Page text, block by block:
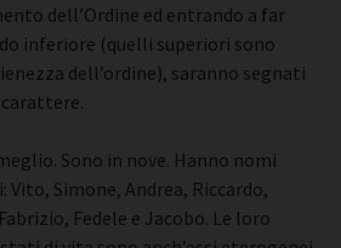
dell’Ordine ed entrando a far
inferiore (quelli superiori sono
dell’ordine), saranno segnati
Sono in nove. Hanno nomi
Simone, Andrea, Riccardo,
Fedele e Jacobo. Le loro